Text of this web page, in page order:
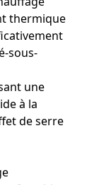
thermique
sous-
une
à la
de serre